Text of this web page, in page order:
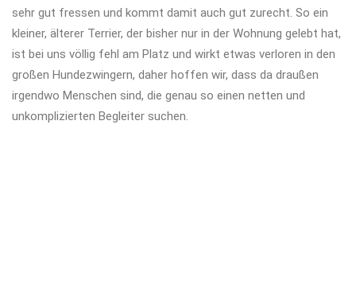
sehr gut fressen und kommt damit auch gut zurecht. So ein
kleiner, älterer Terrier, der bisher nur in der Wohnung gelebt hat,
ist bei uns völlig fehl am Platz und wirkt etwas verloren in den
großen Hundezwingern, daher hoffen wir, dass da draußen
irgendwo Menschen sind, die genau so einen netten und
unkomplizierten Begleiter suchen.